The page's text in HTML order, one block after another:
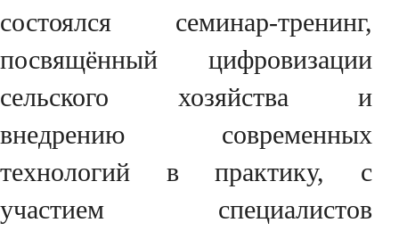
состоялся семинар-тренинг,
посвящённый цифровизации
сельского хозяйства и
внедрению современных
технологий в практику, с
участием специалистов